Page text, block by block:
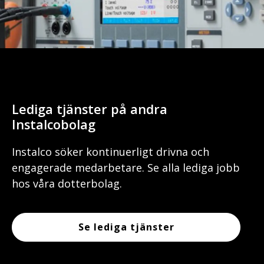
Lediga tjänster på andra
Instalcobolag
Instalco söker kontinuerligt drivna och
engagerade medarbetare. Se alla lediga jobb
hos våra dotterbolag.
Se lediga tjänster